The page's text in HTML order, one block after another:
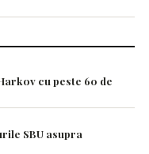
cu peste 60 de
SBU asupra